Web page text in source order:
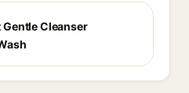
Gentle Cleanser